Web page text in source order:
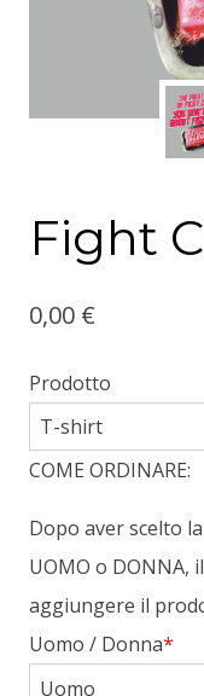
Fight
0,00 €
Prodotto
COME ORDINARE:
Dopo aver scelto
UOMO o DONNA,
aggiungere il
*
Uomo / Donna